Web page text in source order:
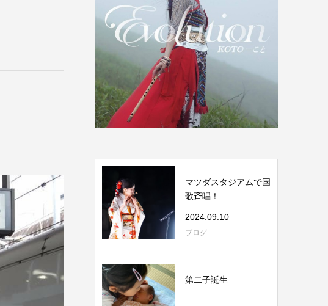
マツダスタジアムで国
歌斉唱！
2024.09.10
ブログ
第二子誕生